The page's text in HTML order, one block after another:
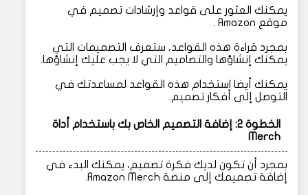
يمكنك العثور على قواعد وإرشادات تصميم في
موقع Amazon .
بمجرد قراءة هذه القواعد، ستعرف التصميمات التي
يمكنك إنشاؤها والتصاميم التي لا يجب عليك إنشاؤها.
يمكنك أيضا استخدام هذه القواعد لمساعدتك في
التوصل إلى أفكار تصميم.
الخطوة 2: إضافة التصميم الخاص بك باستخدام أداة
Merch
بمجرد أن تكون لديك فكرة تصميم، يمكنك البدء في
إضافة تصميمك إلى منصة Amazon Merch.